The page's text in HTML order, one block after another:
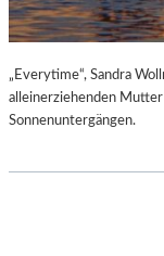
„Everytime“, Sandra
alleinerziehenden
Sonnenuntergängen.